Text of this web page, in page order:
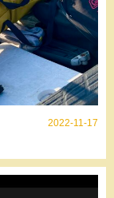
2022-11-17